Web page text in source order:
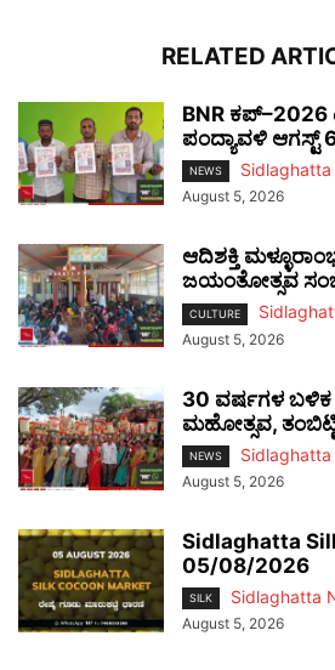
RELATED
BNR ಕಪ್–2026
ಪಂದ್ಯಾವಳಿ ಆಗಸ್ಟ್
NEWS
August 5, 2026
ಆದಿಶಕ್ತಿ
ಜಯಂತೋತ್ಸವ
CULTURE
August 5, 2026
30 ವರ್ಷಗಳ ಬಳಿಕ
ಮಹೋತ್ಸವ,
NEWS
August 5, 2026
Sidlaghatta
05/08/2026
SILK Sidlaghatta
August 5, 2026